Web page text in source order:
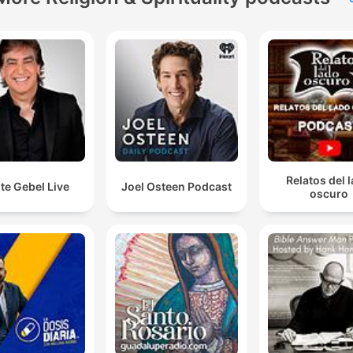
Gebel Live Joel Osteen Podcast
Relatos del
oscuro